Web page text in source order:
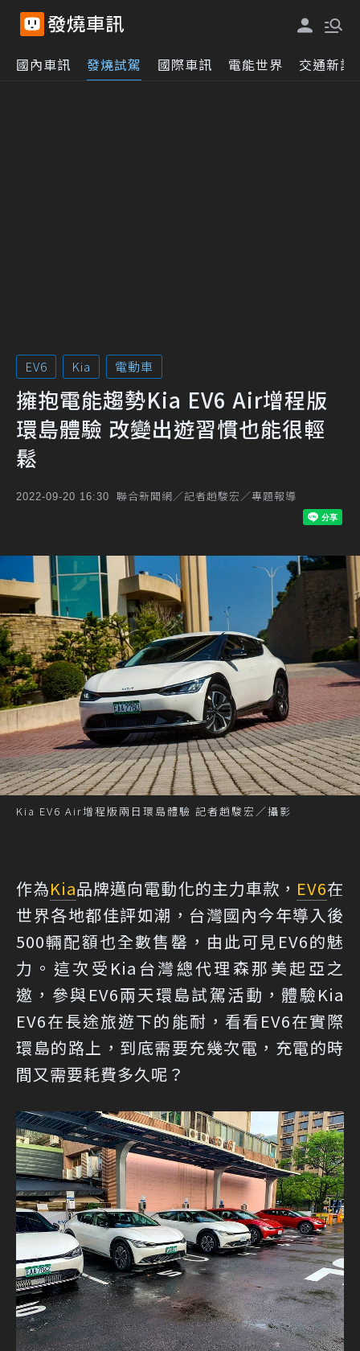
國內車訊 發燒試駕 國際車訊 電能世界 交通新訊
EV6 Kia 電動車
擁抱電能趨勢Kia EV6 Air增程版
環島體驗 改變出遊習慣也能很輕
鬆
2022-09-20 16:30 聯合新聞網／記者趙駿宏／專題報導
Kia EV6 Air增程版兩日環島體驗 記者趙駿宏／攝影
作為Kia品牌邁向電動化的主力車款， EV6在
世界各地都佳評如潮，台灣國內今年導入後
500輛配額也全數售罄，由此可見EV6的魅
力。這次受Kia台灣總代理森那美起亞之
邀，參與EV6兩天環島試駕活動，體驗Kia
EV6在長途旅遊下的能耐，看看EV6在實際
環島的路上，到底需要充幾次電，充電的時
間又需要耗費多久呢？